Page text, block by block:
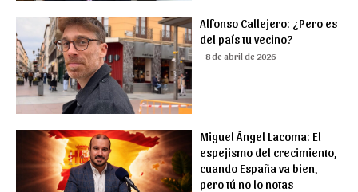
Alfonso Callejero: ¿Pero es
del país tu vecino?
8 de abril de 2026
Miguel Ángel Lacoma: El
espejismo del crecimiento,
cuando España va bien,
pero tú no lo notas